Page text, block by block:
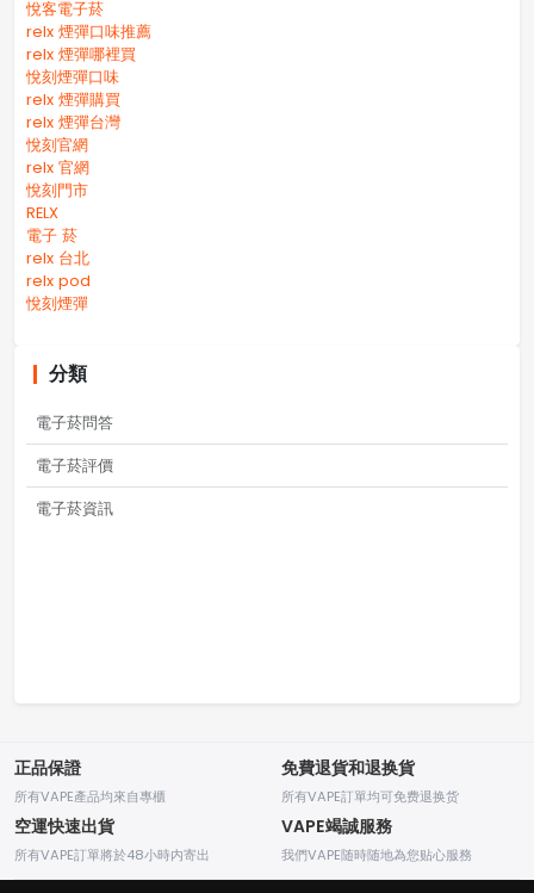
悅客電子菸
relx 煙彈口味推薦
relx 煙彈哪裡買
悅刻煙彈口味
relx 煙彈購買
relx 煙彈台灣
悅刻官網
relx 官網
悅刻門市
RELX
電子 菸
relx 台北
relx pod
悅刻煙彈
分類
電子菸問答
電子菸評價
電子菸資訊
正品保證
所有VAPE產品均來自專櫃
免費退貨和退换貨
所有VAPE訂單均可免费退换货
空運快速出貨
所有VAPE訂單將於48小時内寄出
VAPE竭誠服務
我們VAPE随時随地為您贴心服務